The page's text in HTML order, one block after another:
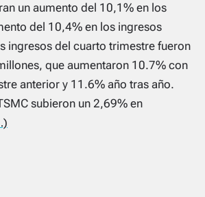
un aumento del 10,1% en los
del 10,4% en los ingresos
ingresos del cuarto trimestre fueron
que aumentaron 10.7% con
anterior y 11.6% año tras año.
subieron un 2,69% en